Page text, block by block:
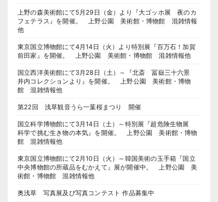
上野の森美術館にて5月29日（金）より『大ゴッホ展 夜のカ
フェテラス』を開催。 上野公園 美術館・博物館 混雑情報
他
東京国立博物館にて4月14日（火）より特別展『百万石！加賀
前田家』を開催。 上野公園 美術館・博物館 混雑情報他
国立西洋美術館にて3月28日（土）～『北斎 冨嶽三十六景
井内コレクションより』を開催。 上野公園 美術館・博物
館 混雑情報他
第22回 浅草観音うら一葉桜まつり 開催
国立科学博物館にて3月14日（土）～特別展『超危険生物展
科学で挑む生き物の本気』を開催。 上野公園 美術館・博物
館 混雑情報他
東京国立博物館にて2月10日（火）～韓国美術の玉手箱『国立
中央博物館の所蔵品をむかえて』展が開催中。 上野公園 美
術館・博物館 混雑情報他
奥浅草 写真展及び写真コンテスト 作品募集中